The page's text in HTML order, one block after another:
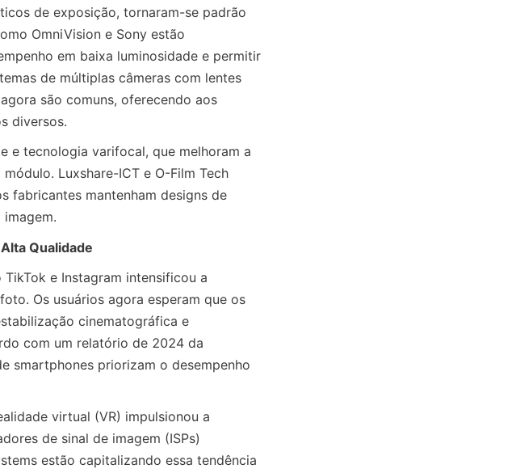
de exposição, tornaram-se padrão
OmniVision e Sony estão
em baixa luminosidade e permitir
de múltiplas câmeras com lentes
são comuns, oferecendo aos
diversos.
e tecnologia varifocal, que melhoram a
Luxshare-ICT e O-Film Tech
fabricantes mantenham designs de
Qualidade
e Instagram intensificou a
Os usuários agora esperam que os
cinematográfica e
com um relatório de 2024 da
smartphones priorizam o desempenho
virtual (VR) impulsionou a
de sinal de imagem (ISPs)
estão capitalizando essa tendência